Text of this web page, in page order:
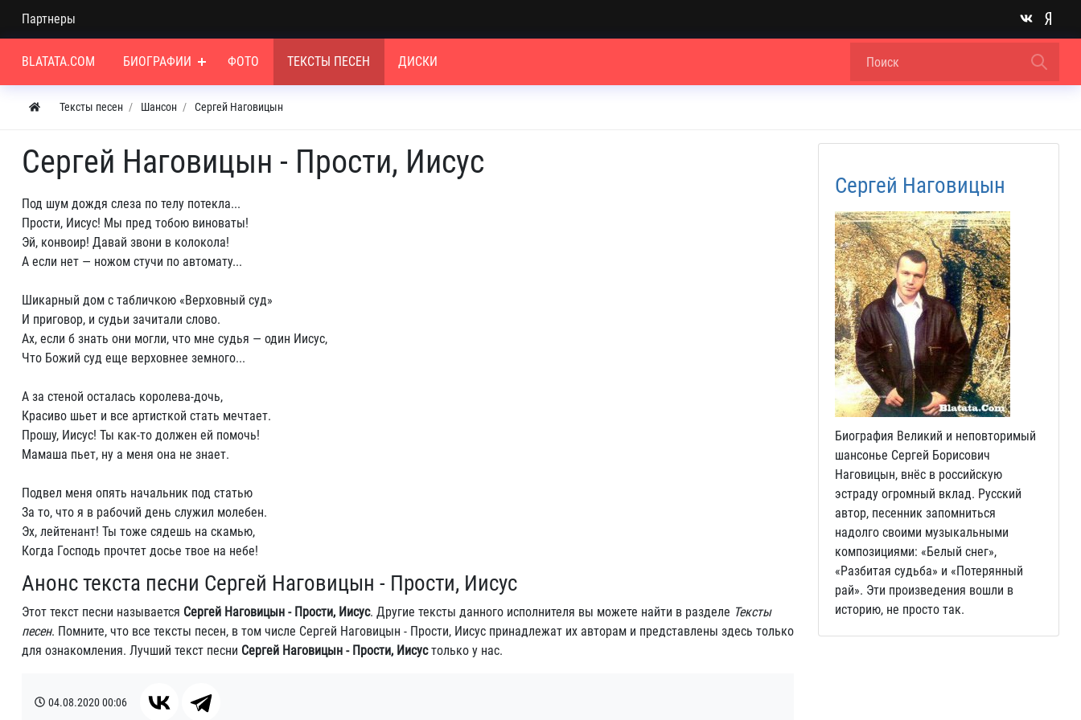
Партнеры
BLATATA.COM БИОГРАФИИ ФОТО ТЕКСТЫ ПЕСЕН ДИСКИ
Тексты песен Шансон Сергей Наговицын
Сергей Наговицын - Прости, Иисус
Под шум дождя слеза по телу потекла...
Прости, Иисус! Мы пред тобою виноваты!
Эй, конвоир! Давай звони в колокола!
А если нет — ножом стучи по автомату...
Шикарный дом с табличкою «Верховный суд»
И приговор, и судьи зачитали слово.
Ах, если б знать они могли, что мне судья — один Иисус,
Что Божий суд еще верховнее земного...
А за стеной осталась королева-дочь,
Красиво шьет и все артисткой стать мечтает.
Прошу, Иисус! Ты как-то должен ей помочь!
Мамаша пьет, ну а меня она не знает.
Подвел меня опять начальник под статью
За то, что я в рабочий день служил молебен.
Эх, лейтенант! Ты тоже сядешь на скамью,
Когда Господь прочтет досье твое на небе!
Анонс текста песни Сергей Наговицын - Прости, Иисус
Этот текст песни называется Сергей Наговицын - Прости, Иисус. Другие тексты данного исполнителя вы можете найти в разделе Тексты
песен. Помните, что все тексты песен, в том числе Сергей Наговицын - Прости, Иисус принадлежат их авторам и представлены здесь только
для ознакомления. Лучший текст песни Сергей Наговицын - Прости, Иисустолько у нас.
04.08.202000:06
Сергей Наговицын
Биография Великий и неповторимый
шансонье Сергей Борисович
Наговицын, внёс в российскую
эстраду огромный вклад. Русский
автор, песенник запомниться
надолго своими музыкальными
композициями: «Белый снег»,
«Разбитая судьба» и «Потерянный
рай». Эти произведения вошли в
историю, не просто так.